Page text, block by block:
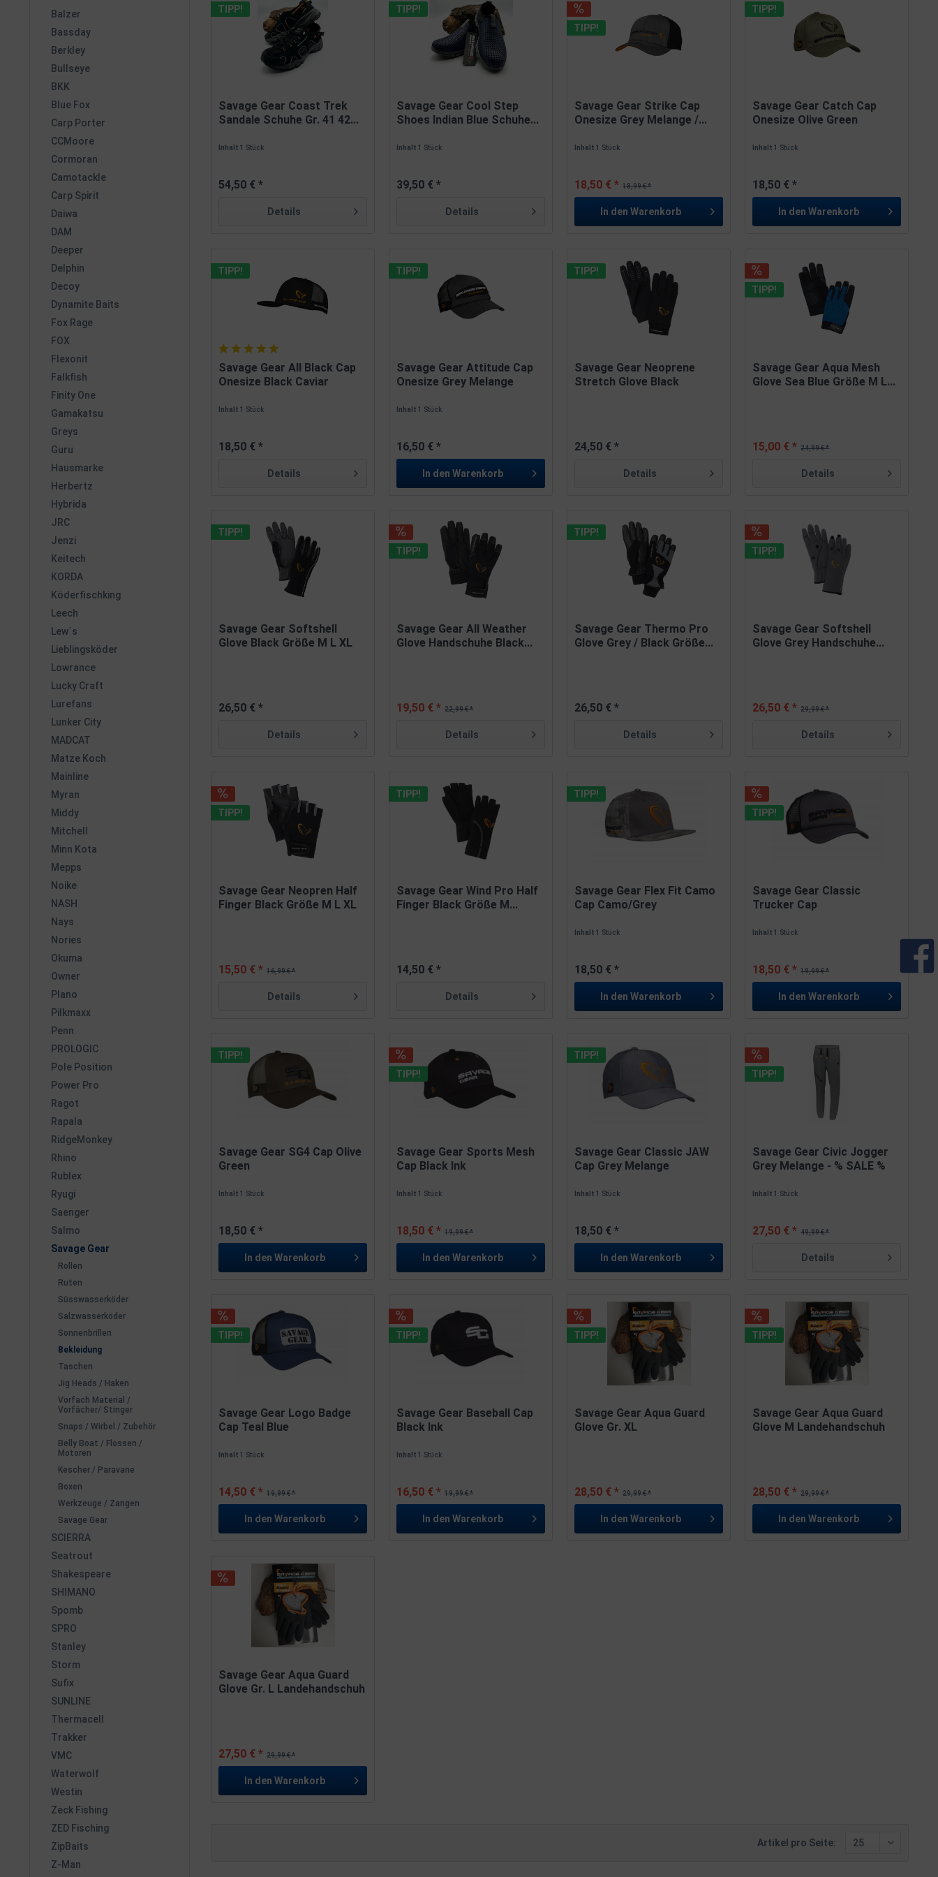
Balzer
Bassday
Berkley
Bullseye
BKK
Blue Fox
Carp Porter
CCMoore
Cormoran
Camotackle
Carp Spirit
Daiwa
DAM
Deeper
Delphin
Decoy
Dynamite Baits
Fox Rage
FOX
Flexonit
Falkfish
Finity One
Gamakatsu
Greys
Guru
Hausmarke
Herbertz
Hybrida
JRC
Jenzi
Keitech
KORDA
Köderfischking
Leech
Lew´s
Lieblingsköder
Lowrance
Lucky Craft
Lurefans
Lunker City
MADCAT
Matze Koch
Mainline
Myran
Middy
Mitchell
Minn Kota
Mepps
Noike
NASH
Nays
Nories
Okuma
Owner
Plano
Pilkmaxx
Penn
PROLOGIC
Pole Position
Power Pro
Ragot
Rapala
RidgeMonkey
Rhino
Rublex
Ryugi
Saenger
Salmo
Savage Gear
Rollen
Ruten
Süsswasserköder
Salzwasserköder
Sonnenbrillen
Bekleidung
Taschen
Jig Heads / Haken
Vorfach Material /
Vorfächer/ Stinger
Snaps / Wirbel / Zubehör
Belly Boat / Flossen /
Motoren
Kescher / Paravane
Boxen
Werkzeuge / Zangen
Savage Gear
SCIERRA
Seatrout
Shakespeare
SHIMANO
Spomb
SPRO
Stanley
Storm
Sufix
SUNLINE
Thermacell
Trakker
VMC
Waterwolf
Westin
Zeck Fishing
ZED Fisching
ZipBaits
Z-Man
TIPP!
Savage Gear Coast Trek
Sandale Schuhe Gr. 41 42...
Inhalt1 Stück
54,50 € *
Details
TIPP!
Savage Gear Cool Step
Shoes Indian Blue Schuhe...
Inhalt1 Stück
39,50 € *
Details
TIPP!
Savage Gear Strike Cap
Onesize Grey Melange /...
Inhalt1 Stück
18,99 € *
18,50 € *
In den Warenkorb
TIPP!
Savage Gear Catch Cap
Onesize Olive Green
Inhalt1 Stück
18,50 € *
In den Warenkorb
TIPP!
Savage Gear All Black Cap
Onesize Black Caviar
Inhalt1 Stück
18,50 € *
Details
TIPP!
Savage Gear Attitude Cap
Onesize Grey Melange
Inhalt1 Stück
16,50 € *
In den Warenkorb
TIPP!
Savage Gear Neoprene
Stretch Glove Black
24,50 € *
Details
TIPP!
Savage Gear Aqua Mesh
Glove Sea Blue Größe M L...
24,99 € *
15,00 € *
Details
TIPP!
Savage Gear Softshell
Glove Black Größe M L XL
26,50 € *
Details
TIPP!
Savage Gear All Weather
Glove Handschuhe Black...
22,99 € *
19,50 € *
Details
TIPP!
Savage Gear Thermo Pro
Glove Grey / Black Größe...
26,50 € *
Details
TIPP!
Savage Gear Softshell
Glove Grey Handschuhe...
29,99 € *
26,50 € *
Details
TIPP!
Savage Gear Neopren Half
Finger Black Größe M L XL
16,99 € *
15,50 € *
Details
TIPP!
Savage Gear Wind Pro Half
Finger Black Größe M...
14,50 € *
Details
TIPP!
Savage Gear Flex Fit Camo
Cap Camo/Grey
Inhalt1 Stück
18,50 € *
In den Warenkorb
TIPP!
Savage Gear Classic
Trucker Cap
Inhalt1 Stück
19,99 € *
18,50 € *
In den Warenkorb
TIPP!
Savage Gear SG4 Cap Olive
Green
Inhalt1 Stück
18,50 € *
In den Warenkorb
TIPP!
Savage Gear Sports Mesh
Cap Black Ink
Inhalt1 Stück
19,99 € *
18,50 € *
In den Warenkorb
TIPP!
Savage Gear Classic JAW
Cap Grey Melange
Inhalt1 Stück
18,50 € *
In den Warenkorb
TIPP!
Savage Gear Civic Jogger
Grey Melange - % SALE %
Inhalt1 Stück
49,99 € *
27,50 € *
Details
TIPP!
Savage Gear Logo Badge
Cap Teal Blue
Inhalt1 Stück
19,99 € *
14,50 € *
In den Warenkorb
TIPP!
Savage Gear Baseball Cap
Black Ink
Inhalt1 Stück
19,99 € *
16,50 € *
In den Warenkorb
TIPP!
Savage Gear Aqua Guard
Glove Gr. XL
29,99 € *
28,50 € *
In den Warenkorb
TIPP!
Savage Gear Aqua Guard
Glove M Landehandschuh
29,99 € *
28,50 € *
In den Warenkorb
Savage Gear Aqua Guard
Glove Gr. L Landehandschuh
29,99 € *
27,50 € *
In den Warenkorb
Artikel pro Seite: